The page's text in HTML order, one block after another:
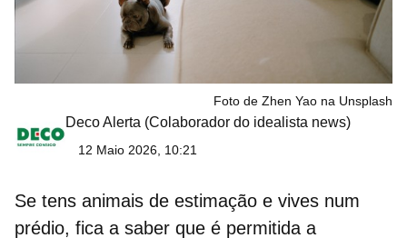
Foto de Zhen Yao na Unsplash
Deco Alerta (Colaborador do idealista news)
12 Maio 2026, 10:21
Se tens animais de estimação e vives num
prédio, fica a saber que é permitida a